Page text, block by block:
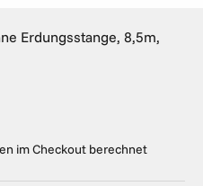
Erdungsstange, 8,5m,
im Checkout berechnet